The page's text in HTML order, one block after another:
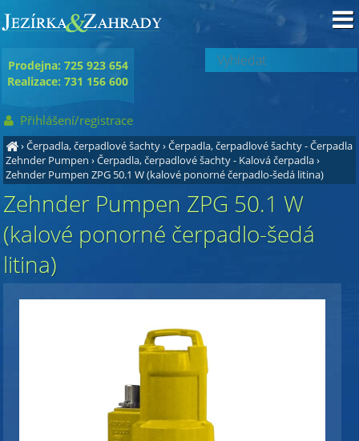
›Čerpadla, čerpadlové šachty›Čerpadla, čerpadlové šachty - Čerpadla
Zehnder Pumpen ›Čerpadla, čerpadlové šachty - Kalová čerpadla›
Zehnder Pumpen ZPG 50.1 W (kalové ponorné čerpadlo-šedá litina)
Zehnder Pumpen ZPG 50.1 W
(kalové ponorné čerpadlo-šedá
litina)
Prodejna: 725 923 654
Realizace: 731 156 600
Přihlášení/registrace